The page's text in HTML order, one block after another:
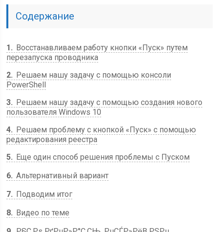
Содержание
1
Восстанавливаем работу кнопки «Пуск» путем
перезапуска проводника
2
Решаем нашу задачу с помощью консоли
PowerShell
3
Решаем нашу задачу с помощью создания нового
пользователя Windows 10
4
Решаем проблему с кнопкой «Пуск» с помощью
редактирования реестра
5
Еще один способ решения проблемы с Пуском
6 Альтернативный вариант
7
Подводим итог
8
Видео по теме